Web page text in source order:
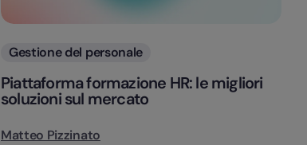
Categorie
Gestione del personale
Piattaforma formazione HR: le migliori
soluzioni sul mercato
Matteo Pizzinato